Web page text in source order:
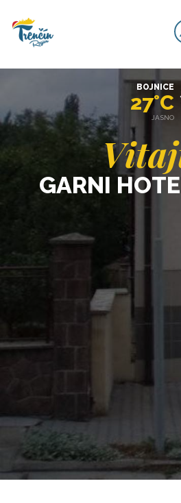
GARNI
BOJNICE
27°C
JASNO